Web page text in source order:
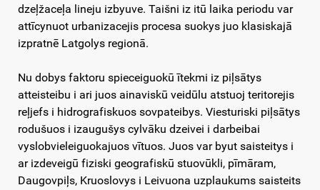
dzeļžaceļa lineju izbyuve. Taišni iz itū laika periodu var
attīcynuot urbanizacejis procesa suokys juo klasiskajā
izpratnē Latgolys regionā.
Nu dobys faktoru spieceiguokū ītekmi iz piļsātys
atteisteibu i ari juos ainaviskū veidūlu atstuoj teritorejis
reļjefs i hidrografiskuos sovpateibys. Viesturiski piļsātys
rodušuos i izaugušys cylvāku dzeivei i darbeibai
vyslobvieleiguokajuos vītuos. Juos var byut saisteitys i
ar izdeveigū fiziski geografiskū stuovūkli, pīmāram,
Daugovpiļs, Kruoslovys i Leivuona uzplaukums saisteits